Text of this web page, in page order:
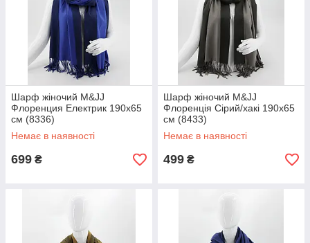
Шарф жіночий M&JJ
Флоренция Електрик 190х65
см (8336)
Немає в наявності
699 ₴
Шарф жіночий M&JJ
Флоренція Сірий/хакі 190х65
см (8433)
Немає в наявності
499 ₴